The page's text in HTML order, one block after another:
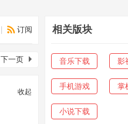
订阅
下一页
收起
相关版块
音乐下载 影
手机游戏 掌
小说下载